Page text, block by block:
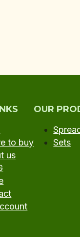
to buy
us
OUR
Sets